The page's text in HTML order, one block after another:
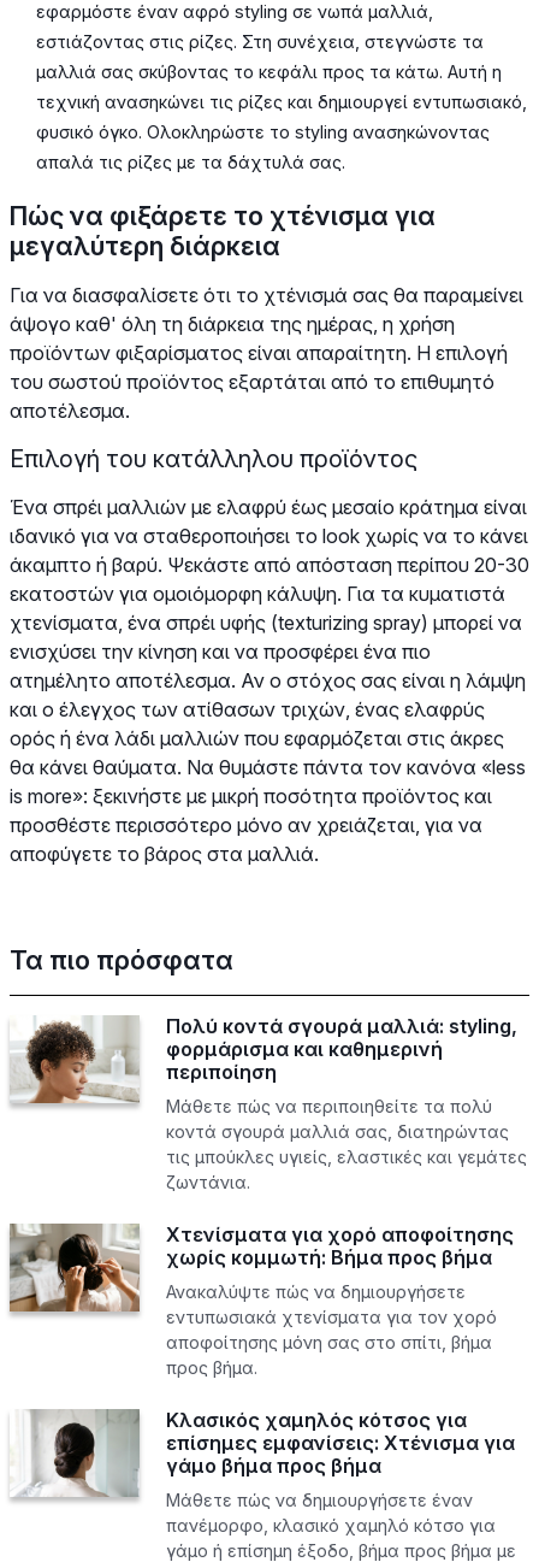
εφαρμόστε έναν αφρό styling σε νωπά μαλλιά,
εστιάζοντας στις ρίζες. Στη συνέχεια, στεγνώστε τα
μαλλιά σας σκύβοντας το κεφάλι προς τα κάτω. Αυτή η
τεχνική ανασηκώνει τις ρίζες και δημιουργεί εντυπωσιακό,
φυσικό όγκο. Ολοκληρώστε το styling ανασηκώνοντας
απαλά τις ρίζες με τα δάχτυλά σας.
Πώς να φιξάρετε το χτένισμα για
μεγαλύτερη διάρκεια
Για να διασφαλίσετε ότι το χτένισμά σας θα παραμείνει
άψογο καθ' όλη τη διάρκεια της ημέρας, η χρήση
προϊόντων φιξαρίσματος είναι απαραίτητη. Η επιλογή
του σωστού προϊόντος εξαρτάται από το επιθυμητό
αποτέλεσμα.
Επιλογή του κατάλληλου προϊόντος
Ένα σπρέι μαλλιών με ελαφρύ έως μεσαίο κράτημα είναι
ιδανικό για να σταθεροποιήσει το look χωρίς να το κάνει
άκαμπτο ή βαρύ. Ψεκάστε από απόσταση περίπου 20-30
εκατοστών για ομοιόμορφη κάλυψη. Για τα κυματιστά
χτενίσματα, ένα σπρέι υφής (texturizing spray) μπορεί να
ενισχύσει την κίνηση και να προσφέρει ένα πιο
ατημέλητο αποτέλεσμα. Αν ο στόχος σας είναι η λάμψη
και ο έλεγχος των ατίθασων τριχών, ένας ελαφρύς
ορός ή ένα λάδι μαλλιών που εφαρμόζεται στις άκρες
θα κάνει θαύματα. Να θυμάστε πάντα τον κανόνα «less
is more»: ξεκινήστε με μικρή ποσότητα προϊόντος και
προσθέστε περισσότερο μόνο αν χρειάζεται, για να
αποφύγετε το βάρος στα μαλλιά.
Τα πιο πρόσφατα
Πολύ κοντά σγουρά μαλλιά: styling,
φορμάρισμα και καθημερινή
περιποίηση
Μάθετε πώς να περιποιηθείτε τα πολύ
κοντά σγουρά μαλλιά σας, διατηρώντας
τις μπούκλες υγιείς, ελαστικές και γεμάτες
ζωντάνια.
Χτενίσματα για χορό αποφοίτησης
χωρίς κομμωτή: Βήμα προς βήμα
Ανακαλύψτε πώς να δημιουργήσετε
εντυπωσιακά χτενίσματα για τον χορό
αποφοίτησης μόνη σας στο σπίτι, βήμα
προς βήμα.
Κλασικός χαμηλός κότσος για
επίσημες εμφανίσεις: Χτένισμα για
γάμο βήμα προς βήμα
Μάθετε πώς να δημιουργήσετε έναν
πανέμορφο, κλασικό χαμηλό κότσο για
γάμο ή επίσημη έξοδο, βήμα προς βήμα με